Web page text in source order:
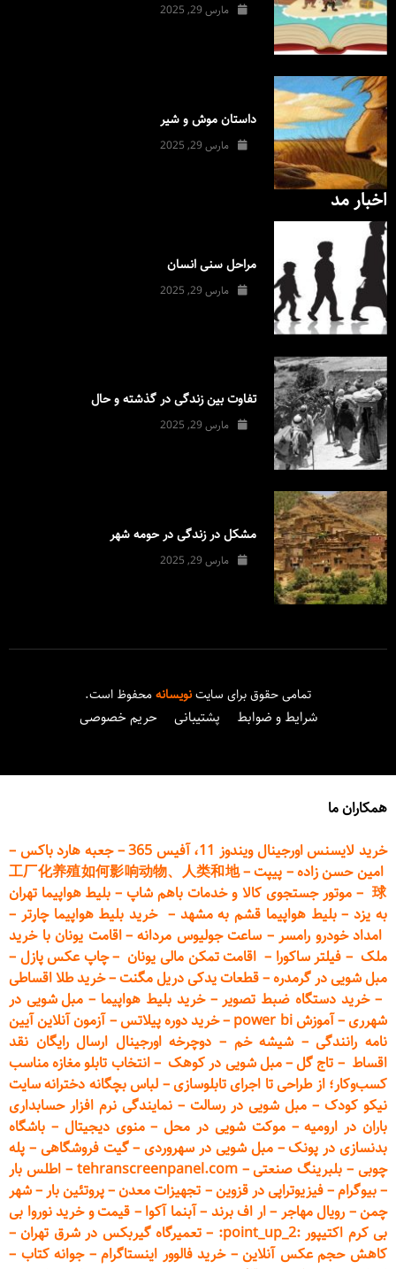
مارس 29, 2025
داستان موش و شیر
مارس 29, 2025
اخبار مد
مراحل سنی انسان
مارس 29, 2025
تفاوت بین زندگی در گذشته و حال
مارس 29, 2025
مشکل در زندگی در حومه شهر
مارس 29, 2025
تمامی حقوق برای سایتنویسانهمحفوظ است.
شرایط و ضوابط پشتیبانی حریم خصوصی
همکاران ما
خرید لایسنس اورجینال ویندوز 11، آفیس 365
–جعبه هارد باکس –
امین حسن زاده– پیپت–
工厂化养殖如何影响动物、人类和地
球
– موتور جستجوی کالا و خدمات باهم شاپ– بلیط هواپیما تهران
به یزد–بلیط هواپیما قشم به مشهد –خرید بلیط هواپیما چارتر –
امداد خودرو رامسر– ساعت جولیوس مردانه–اقامت یونان با خرید
ملک – فیلتر ساکورا – اقامت تمکن مالی یونان –چاپ عکس پازل –
مبل شویی در گرمدره–قطعاتیدکی دریل مگنت–خرید طلا اقساطی
–خرید دستگاه ضبط تصویر–خرید بلیط هواپیما –مبل شویی در
شهرری–آموزش power bi –خرید دورهپیلاتس–آزمون آنلاین آیین
نامه رانندگی– شیشه خم – دوچرخه اورجینال ارسال رایگان نقد
اقساط – تاج گل–مبل شویی در کوهک–انتخاب تابلو مغازه مناسب
کسب‌وکار؛ از طراحی تا اجرای تابلوسازی– لباس بچگانه دخترانه سایت
نیکو کودک – مبل شویی در رسالت – نمایندگی نرم افزار حسابداری
باران در ارومیه–موکت شویی در محل–منوی دیجیتال – باشگاه
بدنسازی در پونک–مبل شویی در سهروردی–گیت فروشگاهی – پله
چوبی – بلبرینگ صنعتی–
tehranscreenpanel.com
–اطلس بار
–بیوگرام–فیزیوتراپی در قزوین– تجهیزات معدن–پروتئین بار–شهر
چمن– رویال مهاجر –ار اف برند –آبنما آکوا – قیمت و خرید نوروا بی
بی کرم اکتیپور :point_up_2:
– تعمیرگاه گیربکس در شرق تهران–
کاهش حجم عکس آنلاین–خرید فالوور اینستاگرام–جوانه کتاب –